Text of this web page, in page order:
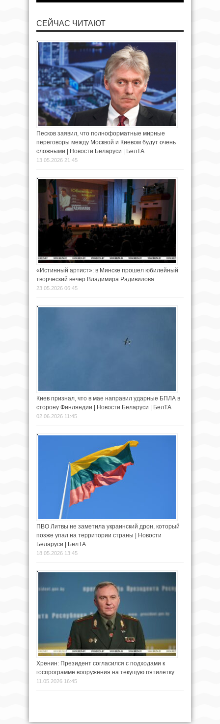
СЕЙЧАС ЧИТАЮТ
Песков заявил, что полноформатные мирные
переговоры между Москвой и Киевом будут очень
сложными | Новости Беларуси | БелТА
13.05.2026 21:45
«Истинный артист»: в Минске прошел юбилейный
творческий вечер Владимира Радивилова
23.05.2026 06:45
Киев признал, что в мае направил ударные БПЛА в
сторону Финляндии | Новости Беларуси | БелТА
02.06.2026 11:45
ПВО Литвы не заметила украинский дрон, который
позже упал на территории страны | Новости
Беларуси | БелТА
18.05.2026 13:45
Хренин: Президент согласился с подходами к
госпрограмме вооружения на текущую пятилетку
11.05.2026 16:45